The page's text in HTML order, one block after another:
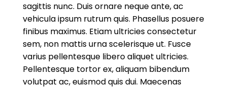
sagittis nunc. Duis ornare neque ante, ac
vehicula ipsum rutrum quis. Phasellus posuere
finibus maximus. Etiam ultricies consectetur
sem, non mattis urna scelerisque ut. Fusce
varius pellentesque libero aliquet ultricies.
Pellentesque tortor ex, aliquam bibendum
volutpat ac, euismod quis dui. Maecenas